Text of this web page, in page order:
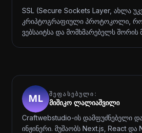
SSL (Secure Sockets Layer, ახლა
კრიპტოგრაფიული პროტოკოლი,
ვებსაიტსა და მომხმარებელს შორის
ᲨᲔᲤᲐᲡᲔᲑᲣᲚᲘ:
მიშიკო ლალიაშვილი
Craftwebstudio-ის დამფუძნებელი
ინჟინერი. მუშაობს Next.js, React და